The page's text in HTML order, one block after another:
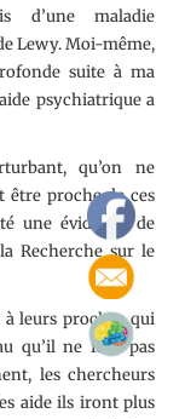
d’une maladie
Lewy. Moi-même,
suite à ma
psychiatrique a
qu’on ne
être proche de ces
une évidence de
Recherche sur le
leurs proches qui
qu’il ne faut pas
les chercheurs
aide ils iront plus